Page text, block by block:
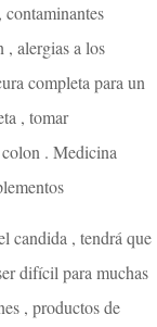
contaminantes
, alergias a los
completa para un
, tomar
. Medicina
candida , tendrá que
difícil para muchas
, productos de